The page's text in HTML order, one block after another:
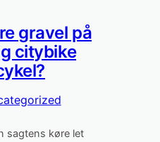
gravel på
citybike
sagtens køre let